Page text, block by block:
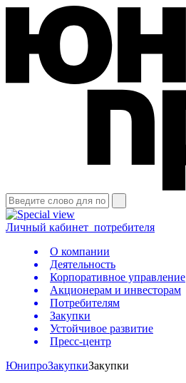
Личный кабинет потребителя
О компании
Деятельность
Корпоративное управление
Акционерам и инвесторам
Потребителям
Закупки
Устойчивое развитие
Пресс-центр
ЮнипроЗакупкиЗакупки